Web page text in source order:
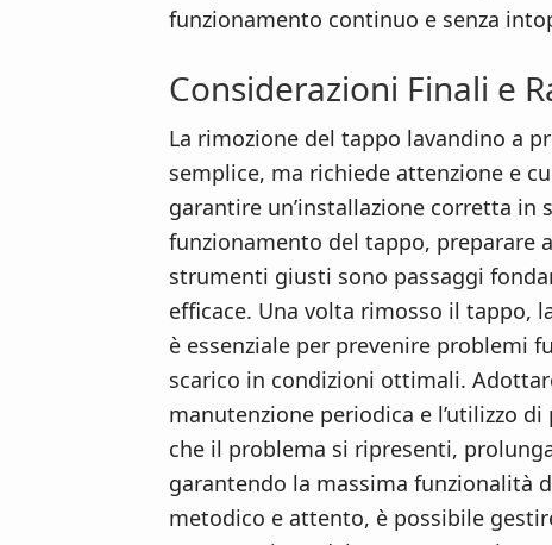
funzionamento continuo e senza
Considerazioni Finali e
La rimozione del tappo lavandino a
semplice, ma richiede attenzione e
garantire un’installazione corretta in
funzionamento del tappo, preparare
strumenti giusti sono passaggi
efficace. Una volta rimosso il tappo,
è essenziale per prevenire problemi
scarico in condizioni ottimali.
manutenzione periodica e l’utilizzo
che il problema si ripresenti,
garantendo la massima funzionalità
metodico e attento, è possibile